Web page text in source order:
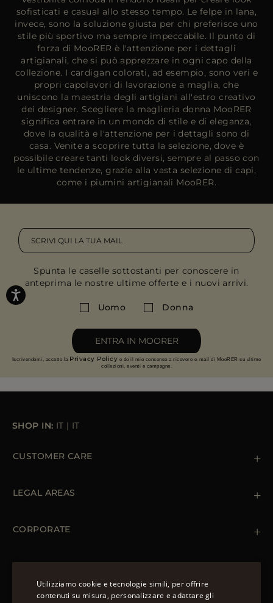
sofisticati e casual allo stesso tempo. Le felpe in lana,
invece, sono la soluzione giusta per chi preferisce uno
stile più sportivo ma sempre impeccabile. Il punto di
forza di MooRER è l'attenzione per i dettagli
artigianali, che si può apprezzare in ogni capo della
collezione. I cardigan colorati, ad esempio, sono veri e
propri capolavori di lavorazione a maglia, che
uniscono la maestria degli artigiani all'estro creativo
dei designer. Scegliere la maglieria donna MooRER
significa entrare in un mondo di stile e di eleganza,
dove la qualità e l'attenzione per i dettagli sono di
casa. Venite a scoprire tutta la selezione, dove è
possibile creare tanti look diversi, sempre al passo con
le ultime tendenze, grazie alla vasta selezione di capi,
come i piumini artigianali MooRER.
Spunta le caselle sottostanti per conoscere in
anteprima le nostre ultime offerte e i nuovi arrivi.
Uomo Donna
ENTRA IN MOORER
Iscrivendomi, accetto la Privacy Policy e do il mio consenso a ricevere e-mail di MooRER su ultime
collezioni, eventi e campagne.
SHOP IN: IT | IT
CUSTOMER CARE
Ordini e Pagamenti
LEGAL AREAS
Cookie Policy
Accessibility Statement
CORPORATE
CAPISPALLA
Piumini Invernali da Uomo
Piumini Invernali da Donna
Utilizziamo cookie e tecnologie simili, per offrire
contenuti su misura, personalizzare e adattare gli